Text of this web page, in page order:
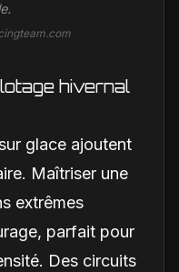
hivernal
glace ajoutent
Maîtriser une
extrêmes
parfait pour
Des circuits